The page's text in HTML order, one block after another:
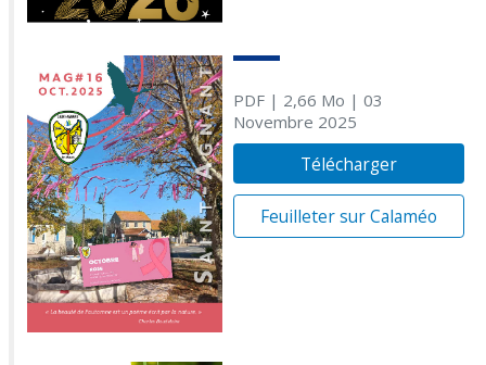
PDF| 2,66 Mo | 03
Novembre 2025
Télécharger
Feuilleter sur Calaméo